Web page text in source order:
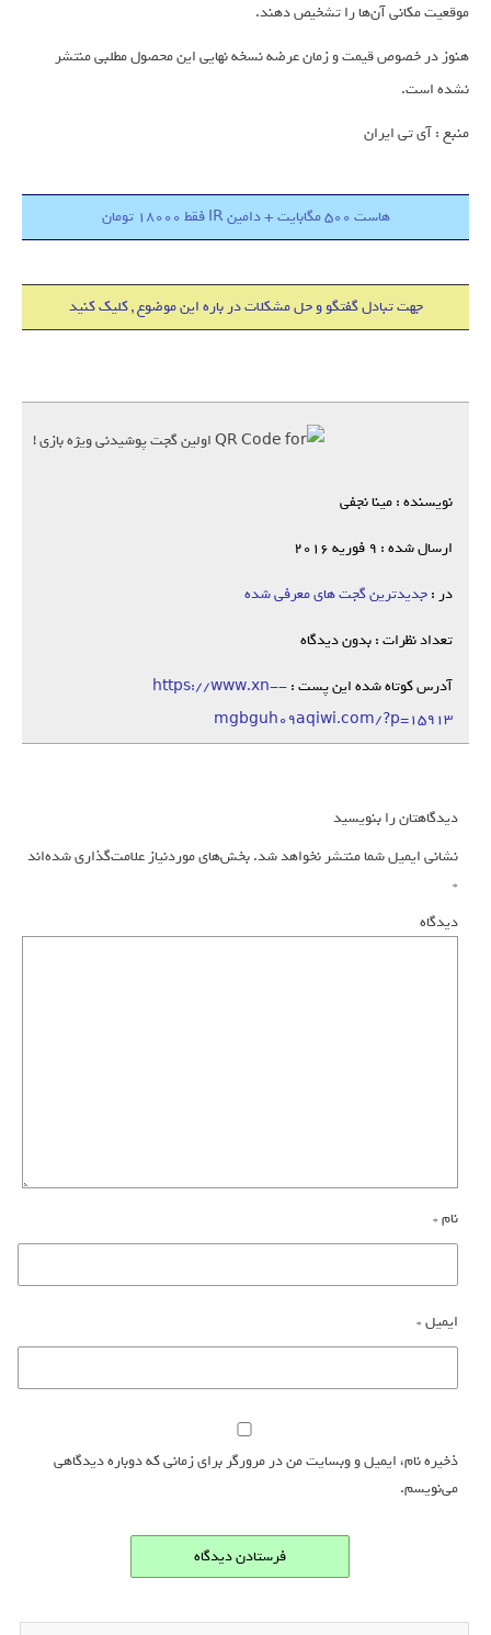
موقعیت مکانی آن‌ها را تشخیص دهند.
هنوز در خصوص قیمت و زمان عرضه نسخه نهایی این محصول مطلبی منتشر
نشده است.
منبع : آی تی ایران
هاست 500 مگابایت + دامین IR فقط 18000 تومان
جهت تبادل گفتگو و حل مشکلات در باره این موضوع , کلیک کنید
نویسنده : مینا نجفی
ارسال شده : 9 فوریه 2016
در :جدیدترین گجت های معرفی شده
تعداد نظرات : بدون دیدگاه
آدرس کوتاه شده این پست :https://www.xn--
mgbguh09aqiwi.com/?p=15913
دیدگاهتان را بنویسید
نشانی ایمیل شما منتشر نخواهد شد.بخش‌های موردنیاز علامت‌گذاری شده‌اند
*
دیدگاه
نام*
ایمیل*
ذخیره نام، ایمیل و وبسایت من در مرورگر برای زمانی که دوباره دیدگاهی
می‌نویسم.